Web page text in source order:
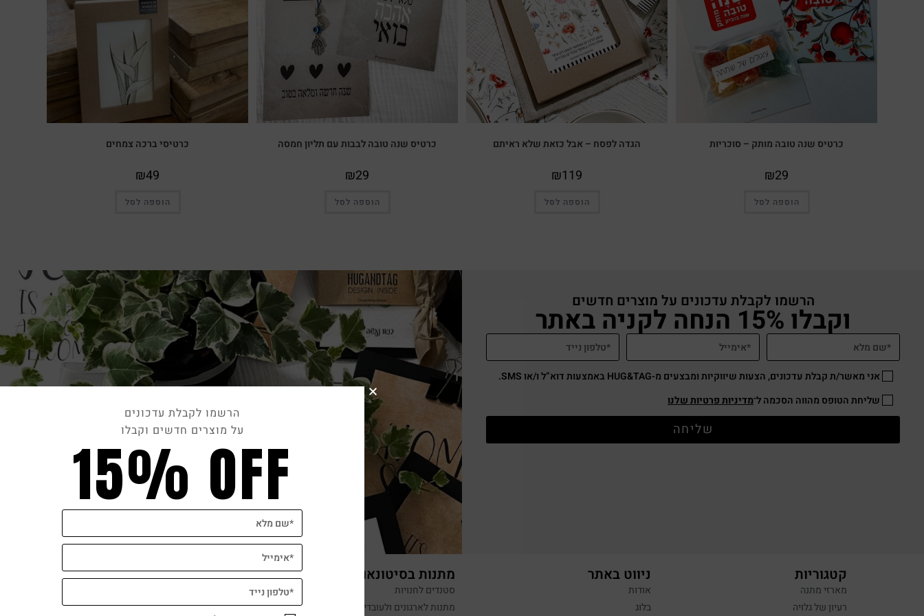
כרטיס שנה טובה מותק – סוכריות
₪29
הוספה לסל
הגדה לפסח – אבל כזאת שלא ראיתם
₪119
הוספה לסל
כרטיס שנה טובה לבבות עם תליון חמסה
₪29
הוספה לסל
כרטיסי ברכה צמחים
₪49
הוספה לסל
הרשמו לקבלת עדכונים על מוצרים חדשים
וקבלו 15% הנחה לקניה באתר
אני מאשר/ת קבלת עדכונים, הצעות שיווקיות ומבצעים מ-HUG&TAG באמצעות דוא”ל ו/או SMS.
שליחת הטופס מהווה הסכמה ל־מדיניות פרטיות שלנו
שליחה
קטגוריות
מארזי מתנה
רעיון של גלויה
ניווט באתר
אודות
בלוג
מתנות בסיטונאות
סטנדים לחנויות
מתנות לארגונים ולעובדים
הרשמו לקבלת עדכונים
על מוצרים חדשים וקבלו
15% OFF